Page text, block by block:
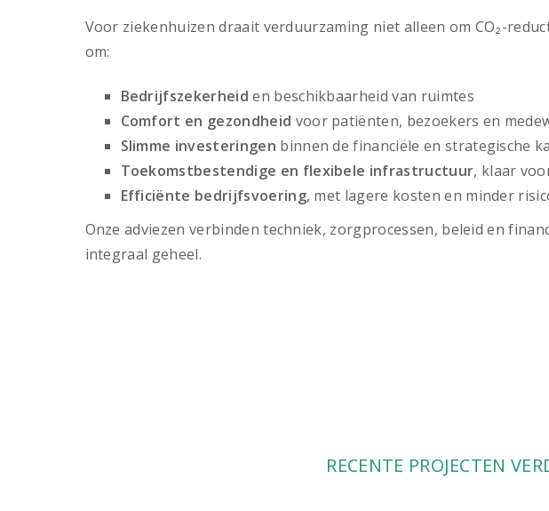
Voor ziekenhuizen draait verduurzaming niet alleen om CO₂-
om:
Bedrijfszekerheid en beschikbaarheid van ruimtes
Comfort en gezondheid voor patiënten, bezoekers en
Slimme investeringen binnen de financiële en strategische
Toekomstbestendige en flexibele infrastructuur, klaar
Efficiënte bedrijfsvoering, met lagere kosten en minder
Onze adviezen verbinden techniek, zorgprocessen, beleid en
integraal geheel.
RECENTE PROJECTEN